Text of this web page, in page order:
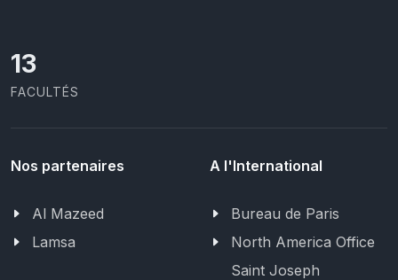
13
FACULTÉS
Nos partenaires
Al Mazeed
Lamsa
A l'International
Bureau de Paris
North America Office
Saint Joseph